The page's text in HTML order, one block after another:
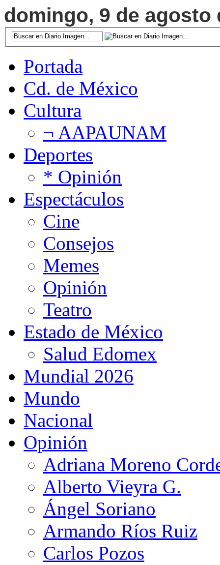
domingo, 9 de agosto
Portada
Cd. de México
Cultura
¬ AAPAUNAM
Deportes
* Opinión
Espectáculos
Cine
Consejos
Memes
Opinión
Teatro
Estado de México
Salud Edomex
Mundial 2026
Mundo
Nacional
Opinión
Adriana Moreno
Alberto Vieyra G.
Ángel Soriano
Armando Ríos Ruiz
Carlos Pozos